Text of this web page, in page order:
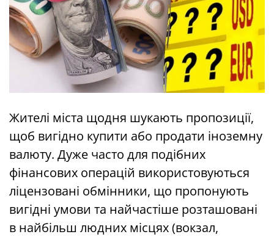
Жителі міста щодня шукають пропозиції,
щоб вигідно купити або продати іноземну
валюту. Дуже часто для подібних
фінансових операцій використовуються
ліцензовані обмінники, що пропонують
вигідні умови та найчастіше розташовані
в найбільш людних місцях (вокзал,